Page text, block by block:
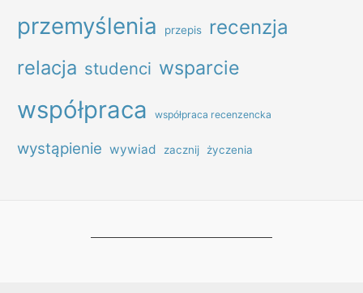
przemyślenia przepis
recenzja
relacja studenci wsparcie
współpraca współpraca recenzencka
wystąpienie wywiad zacznij życzenia